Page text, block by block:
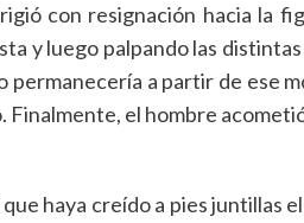
con resignación hacia la
y luego palpando las
a partir de ese
Finalmente, el hombre
haya creído a pies juntillas